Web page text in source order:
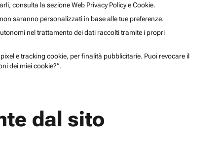
consulta la sezione Web Privacy Policy e Cookie.
saranno personalizzati in base alle tue preferenze.
nel trattamento dei dati raccolti tramite i propri
e tracking cookie, per finalità pubblicitarie. Puoi revocare il
dei miei cookie?”.
dal sito